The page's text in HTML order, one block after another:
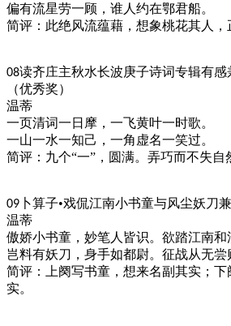
偏有流星劳一顾，谁人约在鄂君船。
简评：此绝风流蕴藉，想象桃花其人，
08读齐庄主秋水长波庚子诗词专辑有
（优秀奖）
温蒂
一页清词一日摩，一飞黄叶一时歌。
一山一水一知己，一角虚名一笑过。
简评：九个“一”，圆满。弄巧而不失自
09 卜算子•戏侃江南小书童与风尘妖刀
温蒂
傲娇小书童，妙笔人皆识。欲踏江南和
岂料有妖刀，身手如都尉。征战从无尝
简评：上阕写书童，想来名副其实；下
实。